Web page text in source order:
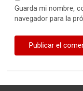
Guarda mi nombre,
navegador para la